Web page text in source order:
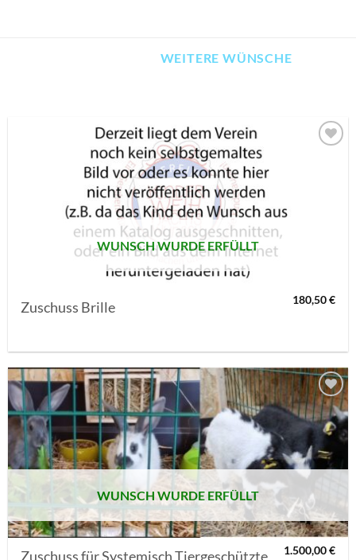
WEITERE WÜNSCHE
WUNSCH WURDE ERFÜLLT
Zuschuss Brille 180,50€
AUF MEINE
MERKLISTE
SETZEN
WUNSCH WURDE ERFÜLLT
Zuschuss für Systemisch Tiergeschützte 1.500,00€